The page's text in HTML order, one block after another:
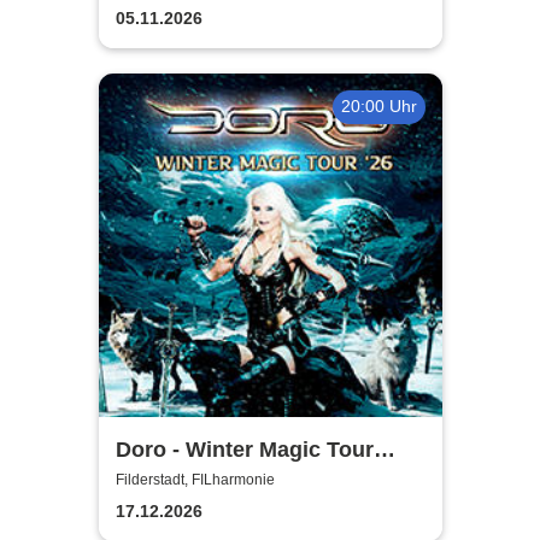
05.11.2026
20:00 Uhr
Doro - Winter Magic Tour
2026
Filderstadt, FILharmonie
17.12.2026